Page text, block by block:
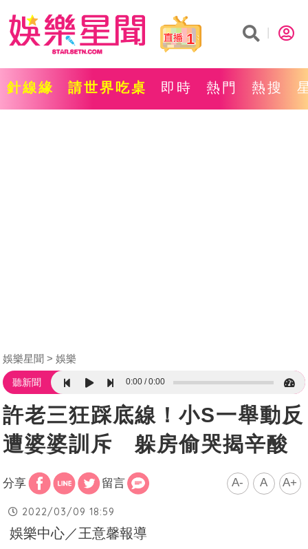
1
針線緣 請世界吃桌 即時 熱門 熱搜
娛樂星聞 娛樂
聽新聞 0:00 0:00
許老三狂踩底線！小S一舉動反
遭婆婆訓斥 躲房偷哭揭辛酸
分享 留言 A- A A+
2022/03/09 18:59
娛樂中心／王意馨報導